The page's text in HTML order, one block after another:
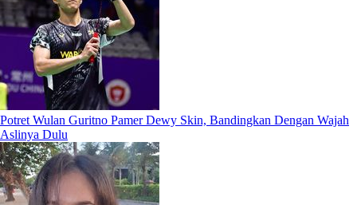
Potret Wulan Guritno Pamer Dewy Skin, Bandingkan Dengan Wajah
Aslinya Dulu